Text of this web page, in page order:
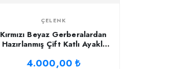
ÇELENK
Kırmızı Beyaz Gerberalardan
Hazırlanmış Çift Katlı Ayaklı
4.000,00 ₺